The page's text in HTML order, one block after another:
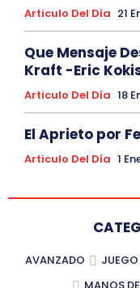
Articulo Del Día 21
Que Mensaje
Kraft -Eric
Articulo Del Día 18
El Aprieto por
Articulo Del Día 1
AVANZADO